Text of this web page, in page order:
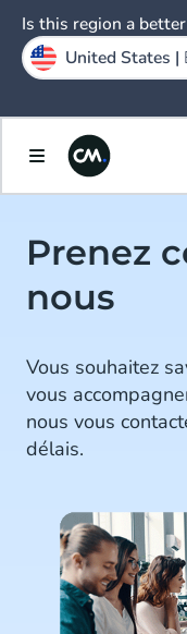
Prenez
nous
Vous souhaitez
vous
nous vous
délais.
Is this region a
United States |